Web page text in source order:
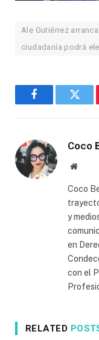
Ale Gutiérrez
ciudadanía podrá
Facebook
Coco
Website
Coco
y
en
con el
RELATED